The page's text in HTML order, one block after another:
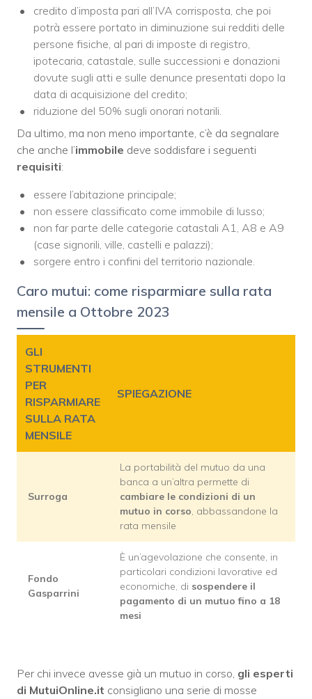
credito d’imposta pari all’IVA corrisposta, che poi
potrà essere portato in diminuzione sui redditi delle
persone fisiche, al pari di imposte di registro,
ipotecaria, catastale, sulle successioni e donazioni
dovute sugli atti e sulle denunce presentati dopo la
data di acquisizione del credito;
riduzione del 50% sugli onorari notarili.
Da ultimo, ma non meno importante, c’è da segnalare
che anche l’immobile deve soddisfare i seguenti
requisiti:
essere l’abitazione principale;
non essere classificato come immobile di lusso;
non far parte delle categorie catastali A1, A8 e A9
(case signorili, ville, castelli e palazzi);
sorgere entro i confini del territorio nazionale.
Caro mutui: come risparmiare sulla rata
mensile a Ottobre 2023
GLI
STRUMENTI
PER
RISPARMIARE
SULLA RATA
MENSILE
SPIEGAZIONE
Surroga
La portabilità del mutuo da una
banca a un’altra permette di
cambiare le condizioni di un
mutuo in corso, abbassandone la
rata mensile
Fondo
Gasparrini
È un’agevolazione che consente, in
particolari condizioni lavorative ed
economiche, di sospendere il
pagamento di un mutuo fino a 18
mesi
Per chi invece avesse già un mutuo in corso, gli esperti
di MutuiOnline.it consigliano una serie di mosse